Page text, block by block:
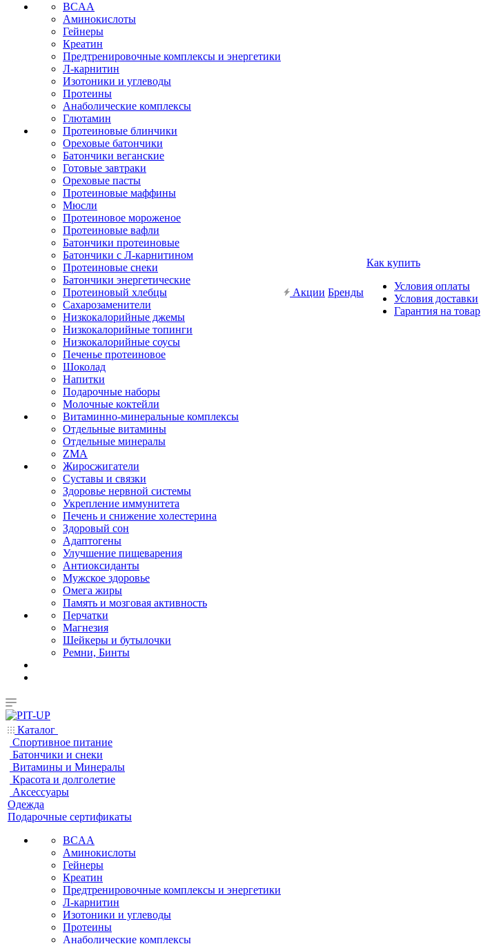
BCAA
Аминокислоты
Гейнеры
Креатин
Предтренировочные комплексы и энергетики
Л-карнитин
Изотоники и углеводы
Протеины
Анаболические комплексы
Глютамин
Протеиновые блинчики
Ореховые батончики
Батончики веганские
Готовые завтраки
Ореховые пасты
Протеиновые маффины
Мюсли
Протеиновое мороженое
Протеиновые вафли
Батончики протеиновые
Батончики с Л-карнитином
Протеиновые снеки
Батончики энергетические
Протеиновый хлебцы
Сахарозаменители
Низкокалорийные джемы
Низкокалорийные топинги
Низкокалорийные соусы
Печенье протеиновое
Шоколад
Напитки
Подарочные наборы
Молочные коктейли
Витаминно-минеральные комплексы
Отдельные витамины
Отдельные минералы
ZMA
Жиросжигатели
Суставы и связки
Здоровье нервной системы
Укрепление иммунитета
Печень и снижение холестерина
Здоровый сон
Адаптогены
Улучшение пищеварения
Антиоксиданты
Мужское здоровье
Омега жиры
Память и мозговая активность
Перчатки
Магнезия
Шейкеры и бутылочки
Ремни, Бинты
Акции Бренды
Как купить
Условия оплаты
Условия доставки
Гарантия на товар
Каталог
Спортивное питание
Батончики и снеки
Витамины и Минералы
Красота и долголетие
Аксессуары
Одежда
Подарочные сертификаты
BCAA
Аминокислоты
Гейнеры
Креатин
Предтренировочные комплексы и энергетики
Л-карнитин
Изотоники и углеводы
Протеины
Анаболические комплексы